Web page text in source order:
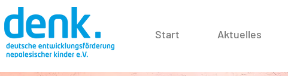
Start Aktuelles